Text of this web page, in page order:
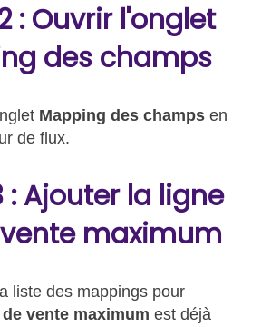
: Ouvrir l'onglet
des champs
Mapping des champs en
de flux.
: Ajouter la ligne
vente maximum
liste des mappings pour
vente maximum est déjà